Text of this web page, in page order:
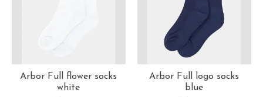
Arbor Full flower socks
white
Arbor Full logo socks
blue